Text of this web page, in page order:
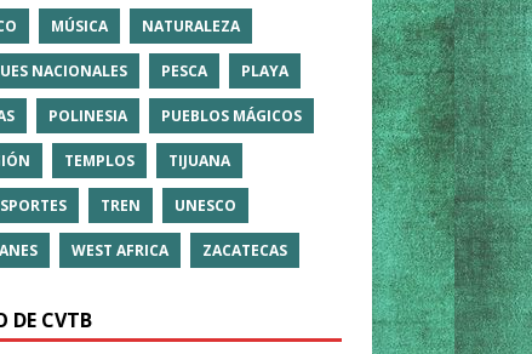
MÚSICA NATURALEZA
NACIONALES PESCA PLAYA
POLINESIA PUEBLOS MÁGICOS
TEMPLOS TIJUANA
TREN UNESCO
WEST AFRICA ZACATECAS
DE CVTB